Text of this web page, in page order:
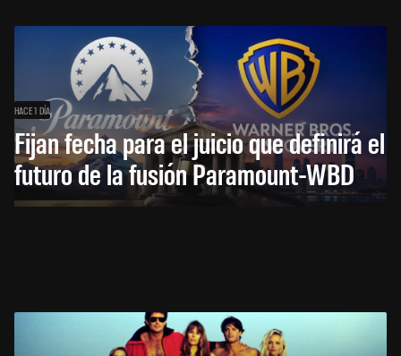
HACE 1 DÍA
Fijan fecha para el juicio que definirá el
futuro de la fusión Paramount-WBD